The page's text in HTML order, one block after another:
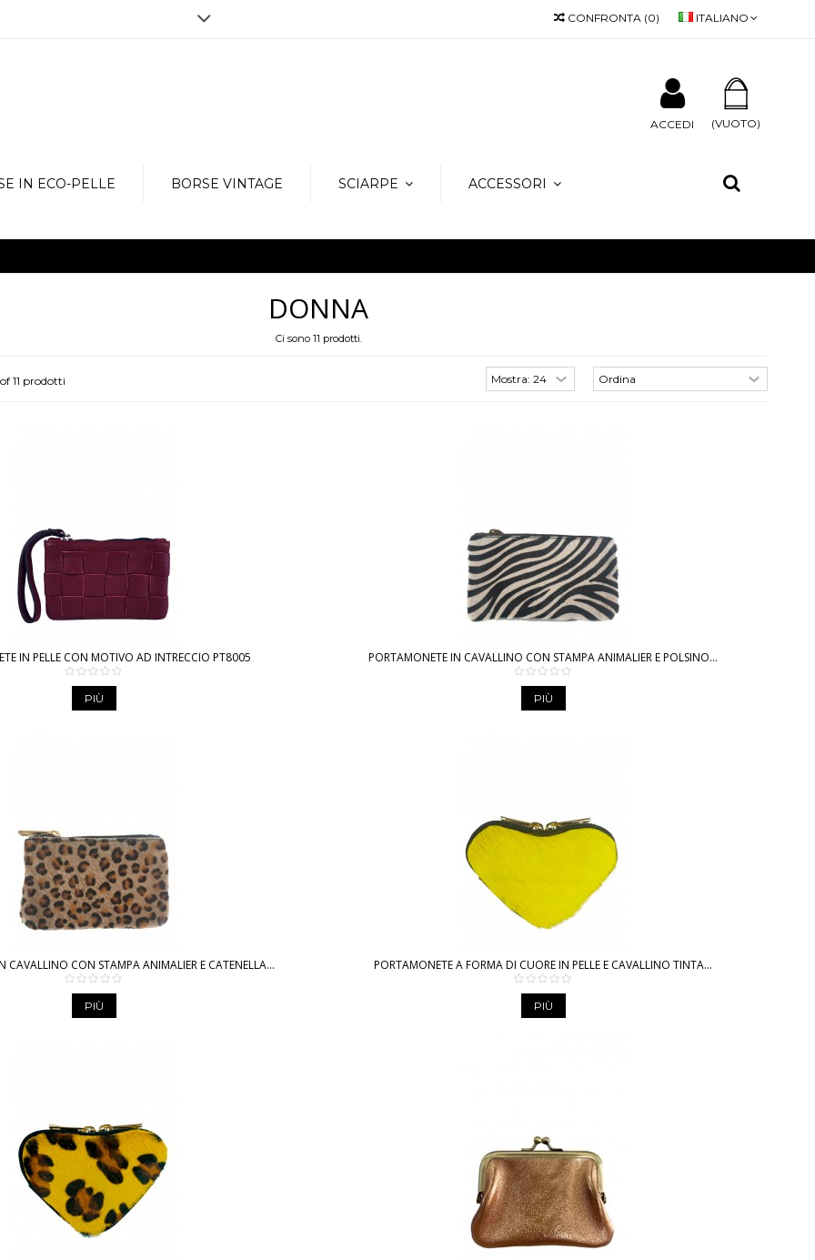
ITALIANO
CONFRONTA (0)
(VUOTO)
ACCEDI
IN ECO-PELLE BORSE VINTAGE SCIARPE ACCESSORI
DONNA
Ci sono 11 prodotti.
11 prodotti
IN PELLE CON MOTIVO AD INTRECCIO PT8005
PIÙ
PORTAMONETE IN CAVALLINO CON STAMPA ANIMALIER E POLSINO...
PIÙ
CAVALLINO CON STAMPA ANIMALIER E CATENELLA...
PIÙ
PORTAMONETE A FORMA DI CUORE IN PELLE E CAVALLINO TINTA...
PIÙ